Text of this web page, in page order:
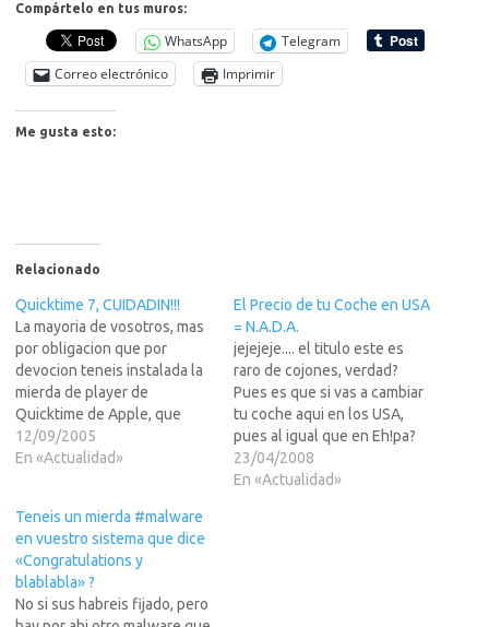
Compártelo en tus muros:
WhatsApp
Telegram
Correo electrónico
Imprimir
Me gusta esto:
Relacionado
Quicktime 7, CUIDADIN!!!
La mayoria de vosotros, mas
por obligacion que por
devocion teneis instalada la
mierda de player de
Quicktime de Apple, que
dicen que es la leche...La
mayoria de vosotros, mas por
player de Quicktime de
Apple, que dicen que es la…
12/09/2005
En «Actualidad»
El Precio de tu Coche en USA
= N.A.D.A.
jejejeje.... el titulo este es
raro de cojones, verdad?
Pues es que si vas a cambiar
tu coche aqui en los USA,
pues al igual que en Eh!pa?
xiste un libro para saber
cuanto vale el mismo, y
23/04/2008
En «Actualidad»
Teneis un mierda #malware
en vuestro sistema que dice
«Congratulations y
blablabla» ?
No si sus habreis fijado, pero